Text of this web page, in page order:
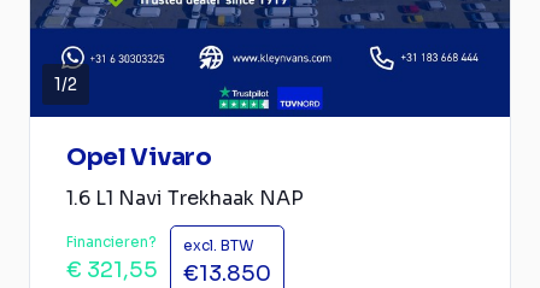
1/2
Opel Vivaro
1.6 L1 Navi Trekhaak NAP
Financieren?
€ 321,55
excl. BTW
€13.850